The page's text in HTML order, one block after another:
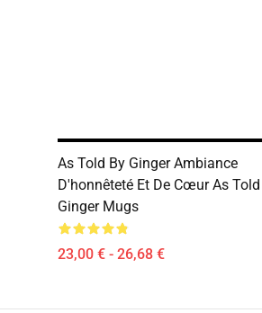
As Told By Ginger Ambiance
D'honnêteté Et De Cœur As
Ginger Mugs
23,00 € - 26,68 €